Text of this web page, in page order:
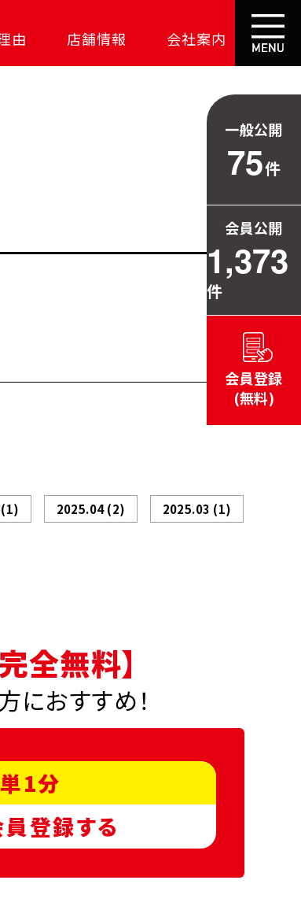
由
探し
店舗情報 会社案内
(1) 2025.04(2) 2025.03 (1)
完全無料】
におすすめ！
1分
登録する
一般公開
75件
会員公開
1,373
件
会員登録
(無料)